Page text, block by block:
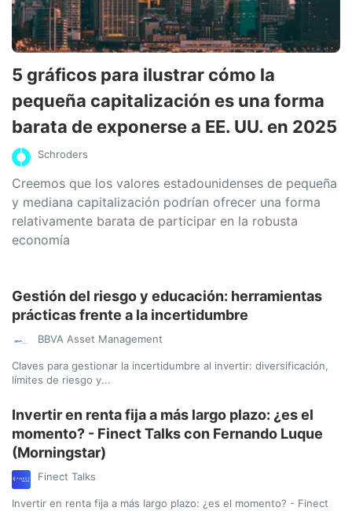
5 gráficos para ilustrar cómo la
pequeña capitalización es una forma
barata de exponerse a EE. UU. en 2025
Schroders
Creemos que los valores estadounidenses de pequeña
y mediana capitalización podrían ofrecer una forma
relativamente barata de participar en la robusta
economía
Gestión del riesgo y educación: herramientas
prácticas frente a la incertidumbre
BBVA Asset Management
Claves para gestionar la incertidumbre al invertir: diversificación,
límites de riesgo y...
Invertir en renta fija a más largo plazo: ¿es el
momento? - Finect Talks con Fernando Luque
(Morningstar)
Finect Talks
Invertir en renta fija a más largo plazo: ¿es el momento? - Finect